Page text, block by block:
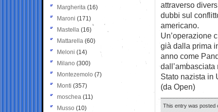
attraverso
dubbi sul
americano.
Un’operazione
già dalla prima
anno come
Stato nazista in
(da Open)
This entry was posted
Margherita (16)
Maroni (171)
Mastella (16)
Mattarella (60)
Meloni (14)
Milano (300)
Montezemolo (7)
Monti (357)
moschea (11)
Musso (10)